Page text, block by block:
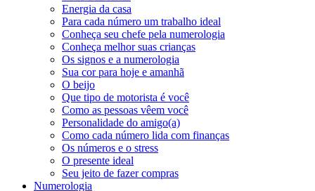
Energia da casa
Para cada número um trabalho ideal
Conheça seu chefe pela numerologia
Conheça melhor suas crianças
Os signos e a numerologia
Sua cor para hoje e amanhã
O beijo
Que tipo de motorista é você
Como as pessoas vêem você
Personalidade do amigo(a)
Como cada número lida com finanças
Os números e o stress
O presente ideal
Seu jeito de fazer compras
Numerologia